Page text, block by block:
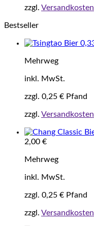
zzgl. Versandkosten
Bestseller
Mehrweg
inkl. MwSt.
zzgl. 0,25 € Pfand
zzgl. Versandkosten
2,00 €
Mehrweg
inkl. MwSt.
zzgl. 0,25 € Pfand
zzgl. Versandkosten